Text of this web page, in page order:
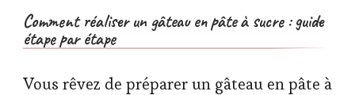
Comment réaliser un gâteau en pâte à sucre : guide
étape par étape
Vous rêvez de préparer un gâteau en pâte à